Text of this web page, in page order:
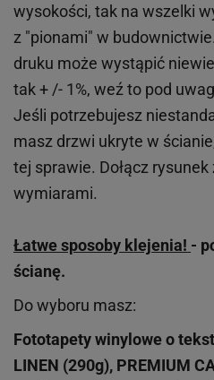
wysokości, tak na wszelki
z "pionami" w
druku może wystąpić
tak + /- 1%, weź to pod
Jeśli potrzebujesz
masz drzwi ukryte w
tej sprawie. Dołącz
wymiarami.
Łatwe sposoby klejenia! -
ścianę.
Do wyboru masz:
Fototapety winylowe o
LINEN (290g), PREMIUM